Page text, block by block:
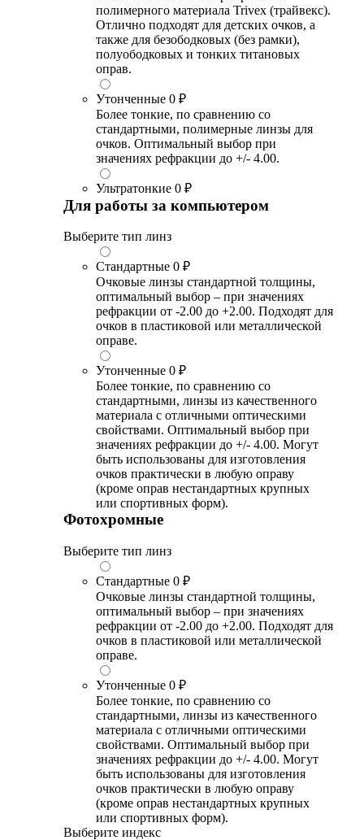
полимерного материала Trivex (трайвекс).
Отлично подходят для детских очков, а
также для безободковых (без рамки),
полуободковых и тонких титановых
оправ.
Утонченные 0 ₽
Более тонкие, по сравнению со
стандартными, полимерные линзы для
очков. Оптимальный выбор при
значениях рефракции до +/- 4.00.
Ультратонкие 0 ₽
Для работы за компьютером
Выберите тип линз
Стандартные 0 ₽
Очковые линзы стандартной толщины,
оптимальный выбор – при значениях
рефракции от -2.00 до +2.00. Подходят для
очков в пластиковой или металлической
оправе.
Утонченные 0 ₽
Более тонкие, по сравнению со
стандартными, линзы из качественного
материала с отличными оптическими
свойствами. Оптимальный выбор при
значениях рефракции до +/- 4.00. Могут
быть использованы для изготовления
очков практически в любую оправу
(кроме оправ нестандартных крупных
или спортивных форм).
Фотохромные
Выберите тип линз
Стандартные 0 ₽
Очковые линзы стандартной толщины,
оптимальный выбор – при значениях
рефракции от -2.00 до +2.00. Подходят для
очков в пластиковой или металлической
оправе.
Утонченные 0 ₽
Более тонкие, по сравнению со
стандартными, линзы из качественного
материала с отличными оптическими
свойствами. Оптимальный выбор при
значениях рефракции до +/- 4.00. Могут
быть использованы для изготовления
очков практически в любую оправу
(кроме оправ нестандартных крупных
или спортивных форм).
Выберите индекс